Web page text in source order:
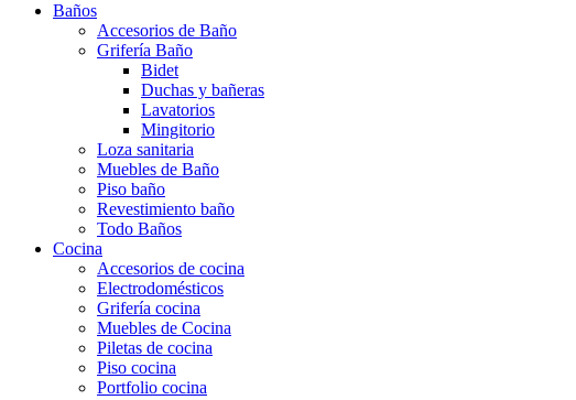
Baños
Accesorios de Baño
Grifería Baño
Bidet
Duchas y bañeras
Lavatorios
Mingitorio
Loza sanitaria
Muebles de Baño
Piso baño
Revestimiento baño
Todo Baños
Cocina
Accesorios de cocina
Electrodomésticos
Grifería cocina
Muebles de Cocina
Piletas de cocina
Piso cocina
Portfolio cocina